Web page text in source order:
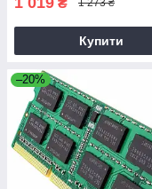
1 273 ₴
Купити
–20%